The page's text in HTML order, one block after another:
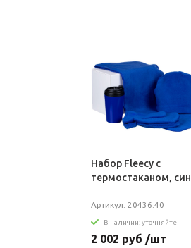
Набор Fleecy с
термостаканом,
Артикул: 20436.40
В наличии: уточняйте
2 002 руб /шт